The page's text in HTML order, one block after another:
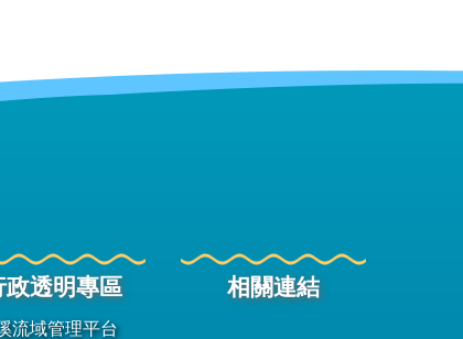
政透明專區
流域管理平台
相關連結